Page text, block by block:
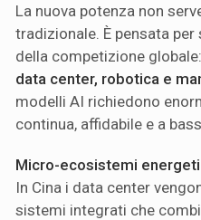
La nuova potenza non
tradizionale. È pensata
della competizione globale:
data center, robotica e
modelli AI richiedono
continua, affidabile e a
Micro-ecosistemi
In Cina i data center
sistemi integrati che